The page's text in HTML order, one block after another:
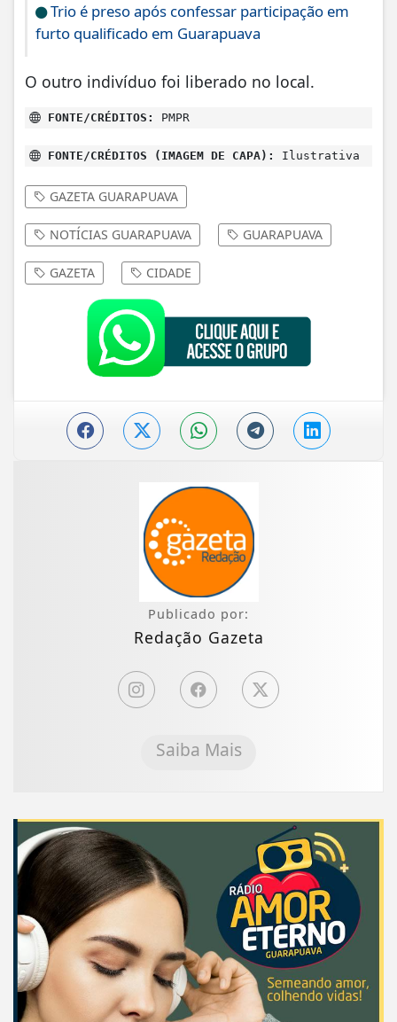
Trio é preso após confessar participação em
furto qualificado em Guarapuava
O outro indivíduo foi liberado no local.
FONTE/CRÉDITOS: PMPR
FONTE/CRÉDITOS (IMAGEM DE CAPA): Ilustrativa
GAZETA GUARAPUAVA
NOTÍCIAS GUARAPUAVA GUARAPUAVA
GAZETA CIDADE
Publicado por:
Redação Gazeta
Saiba Mais